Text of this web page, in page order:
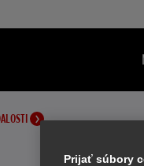
Prijať súbory